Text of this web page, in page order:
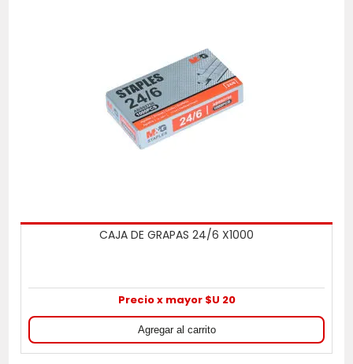
CAJA DE GRAPAS 24/6 X1000
Precio x mayor $U 20